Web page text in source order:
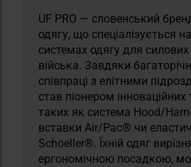
UF PRO — словенський
одягу, що спеціалізується
системах одягу для силових
війська. Завдяки
співпраці з елітними
став піонером інноваційних
таких як система Hood/
вставки Air/Pac® чи
Schoeller®. Їхній одяг
ергономічною посадкою,